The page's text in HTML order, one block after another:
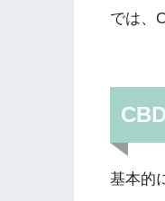
では、
基本的